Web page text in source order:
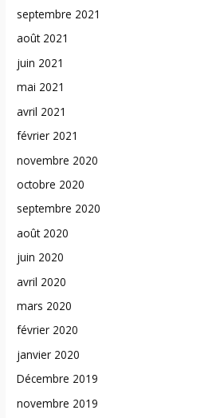
septembre 2021
août 2021
juin 2021
mai 2021
avril 2021
février 2021
novembre 2020
octobre 2020
septembre 2020
août 2020
juin 2020
avril 2020
mars 2020
février 2020
janvier 2020
Décembre 2019
novembre 2019